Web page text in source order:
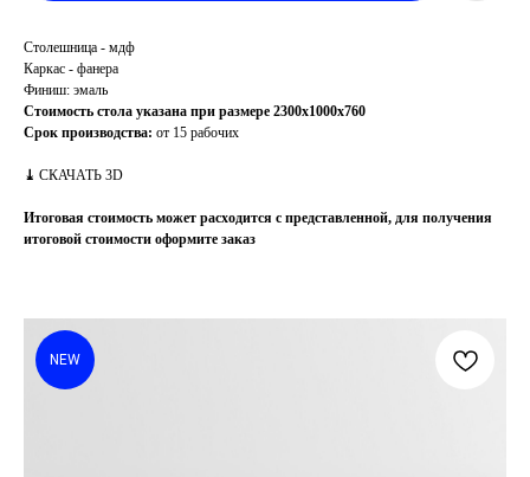
Столешница - мдф
Каркас - фанера
Финиш: эмаль
Стоимость стола указана при размере 2300х1000х760
Срок производства: от 15 рабочих
⤓ СКАЧАТЬ 3D
Итоговая стоимость может расходится с представленной, для получения
итоговой стоимости оформите заказ
NEW